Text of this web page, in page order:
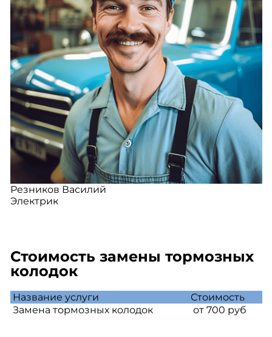
Резников Василий
Электрик
Стоимость замены тормозных
колодок
Название услуги
Стоимость
Замена тормозных колодок
от 700 руб